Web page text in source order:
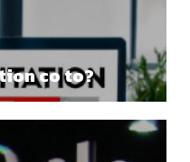
co to?